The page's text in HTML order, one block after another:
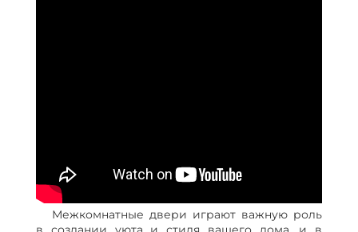
Межкомнатные двери играют важную роль